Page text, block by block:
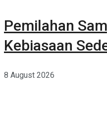
Pemilahan
Kebiasaan
8 August 2026